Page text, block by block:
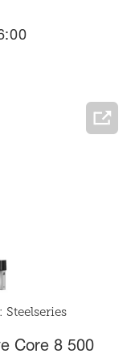
Steelseries
Core 8 500